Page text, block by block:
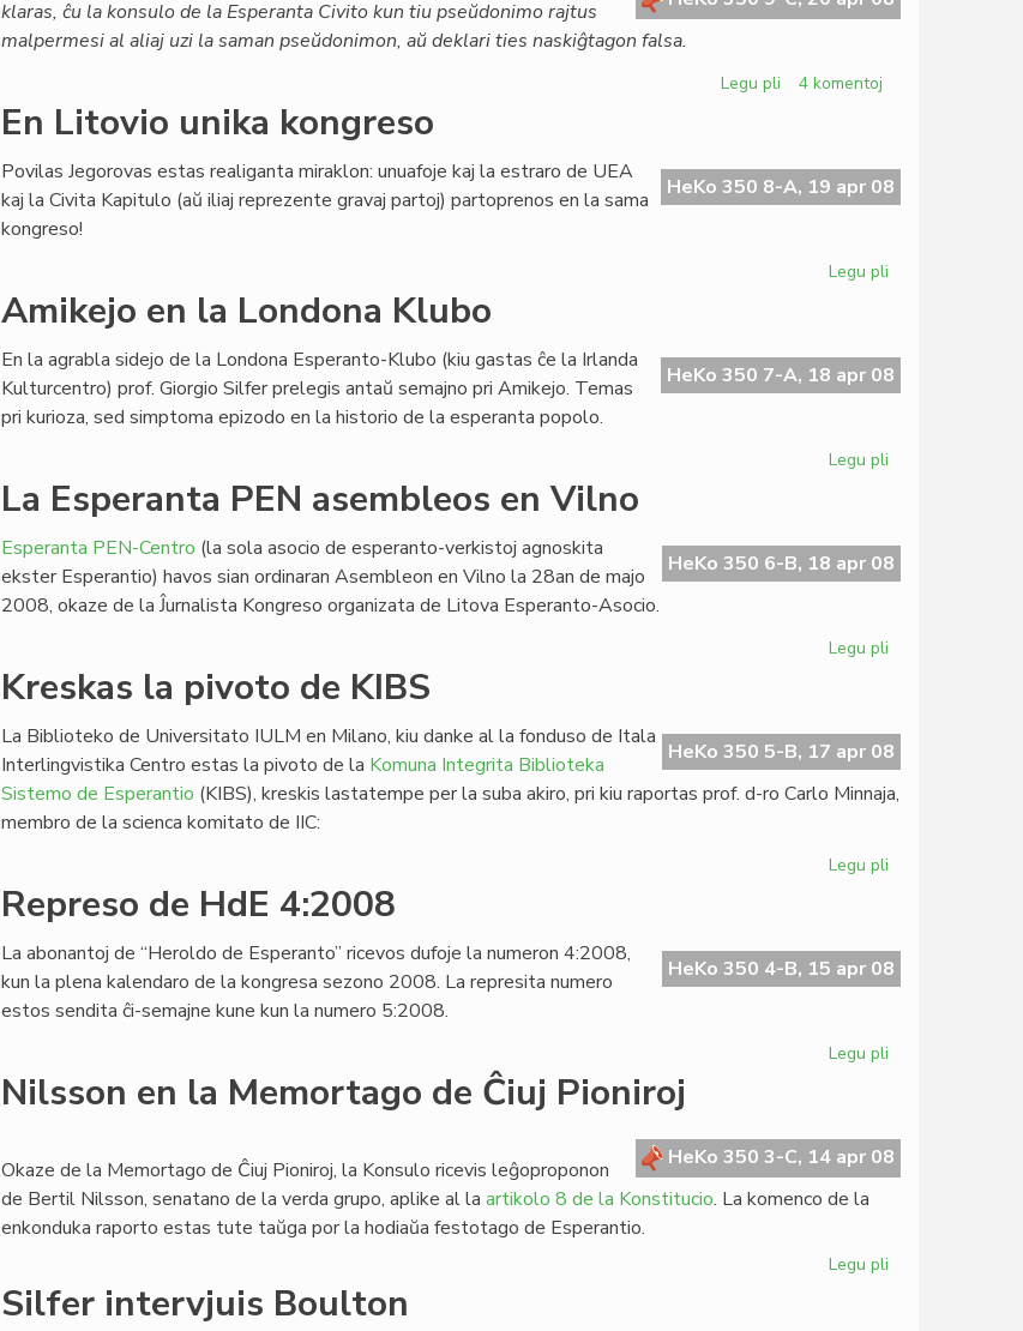
klaras, ĉu la konsulo de la Esperanta Civito kun tiu pseŭdonimo rajtus
malpermesi al aliaj uzi la saman pseŭdonimon, aŭ deklari ties naskiĝtagon falsa.
Legu pli pri
virtuala
komunumo
4 komentoj
En Litovio unika kongreso
HeKo 350 8-A, 19 apr 08
Povilas Jegorovas estas realiganta miraklon: unuafoje kaj la estraro de UEA
kaj la Civita Kapitulo (aŭ iliaj reprezente gravaj partoj) partoprenos en la sama
kongreso!
Legu pli
kongreso
Amikejo en la Londona Klubo
HeKo 350 7-A, 18 apr 08
En la agrabla sidejo de la Londona Esperanto-Klubo (kiu gastas ĉe la Irlanda
Kulturcentro) prof. Giorgio Silfer prelegis antaŭ semajno pri Amikejo. Temas
pri kurioza, sed simptoma epizodo en la historio de la esperanta popolo.
Legu pli
Londona
Klubo
La Esperanta PEN asembleos en Vilno
HeKo 350 6-B, 18 apr 08
Esperanta PEN-Centro (la sola asocio de esperanto-verkistoj agnoskita
ekster Esperantio) havos sian ordinaran Asembleon en Vilno la 28an de majo
2008, okaze de la Ĵurnalista Kongreso organizata de Litova Esperanto-Asocio.
Legu pli
asembleos
en
Vilno
Kreskas la pivoto de KIBS
HeKo 350 5-B, 17 apr 08
La Biblioteko de Universitato IULM en Milano, kiu danke al la fonduso de Itala
Interlingvistika Centro estas la pivoto de la Komuna Integrita Biblioteka
Sistemo de Esperantio (KIBS), kreskis lastatempe per la suba akiro, pri kiu raportas prof. d-ro Carlo Minnaja,
membro de la scienca komitato de IIC:
Legu pli
de
KIBS
Represo de HdE 4:2008
HeKo 350 4-B, 15 apr 08
La abonantoj de “Heroldo de Esperanto” ricevos dufoje la numeron 4:2008,
kun la plena kalendaro de la kongresa sezono 2008. La represita numero
estos sendita ĉi-semajne kune kun la numero 5:2008.
Legu pli
4:2008
Nilsson en la Memortago de Ĉiuj Pioniroj
HeKo 350 3-C, 14 apr 08
Okaze de la Memortago de Ĉiuj Pioniroj, la Konsulo ricevis leĝoproponon
de Bertil Nilsson, senatano de la verda grupo, aplike al la artikolo 8 de la Konstitucio. La komenco de la
enkonduka raporto estas tute taŭga por la hodiaŭa festotago de Esperantio.
Legu pli
Silfer intervjuis Boulton